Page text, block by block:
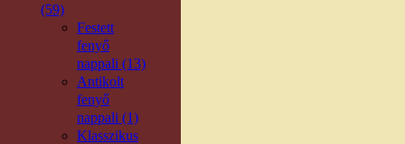
(59)
Festett
fenyő
nappali (13)
Antikolt
fenyő
nappali (1)
Klasszikus